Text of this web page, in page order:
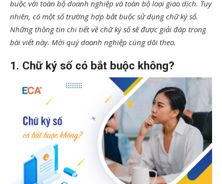
buộc với toàn bộ doanh nghiệp và toàn bộ loại giao dịch. Tuy
nhiên, có một số trường hợp bắt buộc sử dụng chữ ký số.
Những thông tin chi tiết về chữ ký số sẽ được giải đáp trong
bài viết này. Mời quý doanh nghiệp cùng dõi theo.
1. Chữ ký số có bắt buộc không?